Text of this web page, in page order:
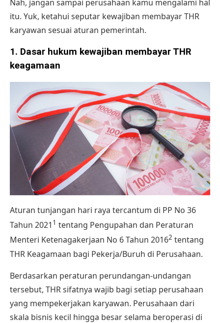
Nah, jangan sampai perusahaan kamu mengalami hal
itu. Yuk, ketahui seputar kewajiban membayar THR
karyawan sesuai aturan pemerintah.
1. Dasar hukum kewajiban membayar THR
keagamaan
Aturan tunjangan hari raya tercantum di PP No 36
Tahun 2021 1 tentang Pengupahan dan Peraturan
Menteri Ketenagakerjaan No 6 Tahun 20162 tentang
THR Keagamaan bagi Pekerja/Buruh di Perusahaan.
Berdasarkan peraturan perundangan-undangan
tersebut, THR sifatnya wajib bagi setiap perusahaan
yang mempekerjakan karyawan. Perusahaan dari
skala bisnis kecil hingga besar selama beroperasi di